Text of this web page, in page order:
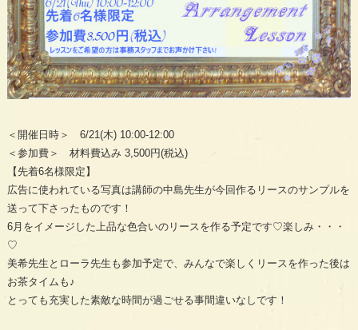
＜開催日時＞ 6/21(木) 10:00-12:00
＜参加費＞ 材料費込み 3,500円(税込)
【先着6名様限定】
広告に使われている写真は講師の中島先生が今回作るリースのサンプルを
送って下さったものです！
6月をイメージした上品な色合いのリースを作る予定です♡楽しみ・・・
♡
美希先生とローラ先生も参加予定で、みんなで楽しくリースを作った後は
お茶タイムも♪
とっても充実した素敵な時間が過ごせる事間違いなしです！